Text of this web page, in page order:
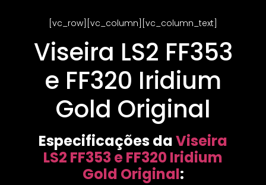
[vc_row][vc_column][vc_column_text]
Viseira LS2 FF353
e FF320 Iridium
Gold Original
Especificações daViseira
LS2 FF353 e FF320 Iridium
Gold Original: